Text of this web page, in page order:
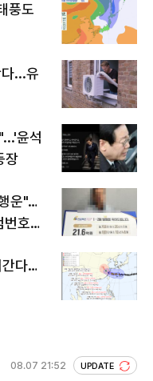
풍도
...유
윤석
장
운"…
호조
간다…
08.07 21:52 UPDATE